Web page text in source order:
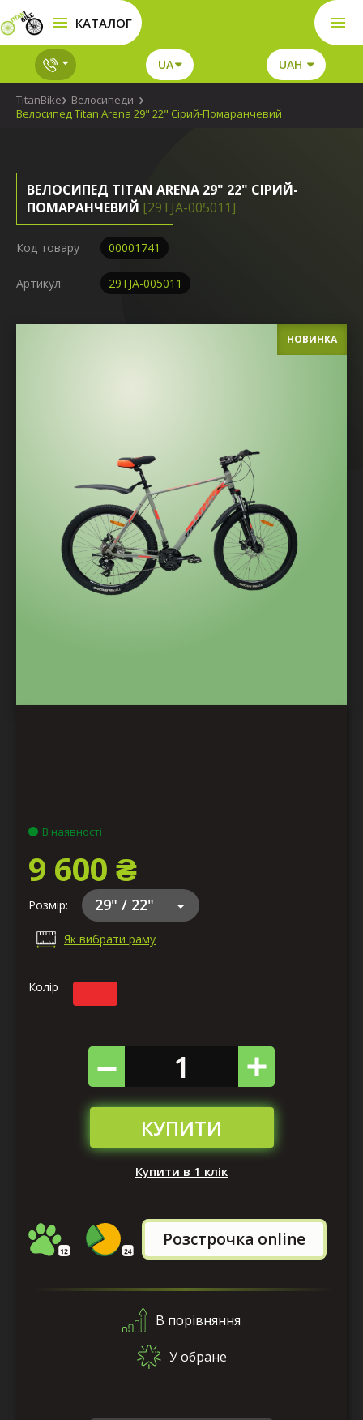
КАТАЛОГ
UA UAH
TitanBike
Велосипеди
Велосипед Titan Arena 29" 22" Сірий-Помаранчевий
ВЕЛОСИПЕД TITAN ARENA 29" 22" СІРИЙ-
ПОМАРАНЧЕВИЙ [29TJA-005011]
Код товару 00001741
Артикул: 29TJA-005011
НОВИНКА
В наявності
9 600 ₴
Розмір: 29" / 22"
Як вибрати раму
Колір
КУПИТИ
Купити в 1 клік
Розстрочка online
В порівняння
У обране